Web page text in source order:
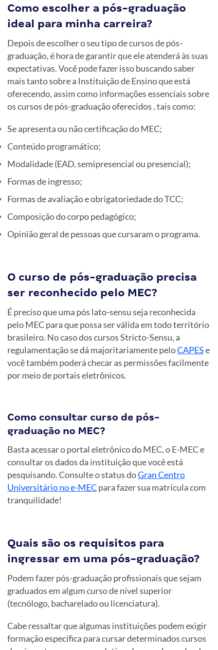
Como escolher a pós-graduação
ideal para minha carreira?
Depois de escolher o seu tipo de cursos de pós-
graduação, é hora de garantir que ele atenderá às suas
expectativas. Você pode fazer isso buscando saber
mais tanto sobre a Instituição de Ensino que está
oferecendo, assim como informações essenciais sobre
os cursos de pós-graduação oferecidos , tais como:
Se apresenta ou não certificação do MEC;
Conteúdo programático;
Modalidade (EAD, semipresencial ou presencial);
Formas de ingresso;
Formas de avaliação e obrigatoriedade do TCC;
Composição do corpo pedagógico;
Opinião geral de pessoas que cursaram o programa.
O curso de pós-graduação precisa
ser reconhecido pelo MEC?
É preciso que uma pós lato-sensu seja reconhecida
pelo MEC para que possa ser válida em todo território
brasileiro. No caso dos cursos Stricto-Sensu, a
regulamentação se dá majoritariamente peloCAPESe
você também poderá checar as permissões facilmente
por meio de portais eletrônicos.
Como consultar curso de pós-
graduação no MEC?
Basta acessar o portal eletrônico do MEC, o E-MEC e
consultar os dados da instituição que você está
pesquisando. Consulte o status doGran Centro
Universitário no e-MECpara fazer sua matrícula com
tranquilidade!
Quais são os requisitos para
ingressar em uma pós-graduação?
Podem fazer pós-graduação profissionais que sejam
graduados em algum curso de nível superior
(tecnólogo, bacharelado ou licenciatura).
Cabe ressaltar que algumas instituições podem exigir
formação específica para cursar determinados cursos